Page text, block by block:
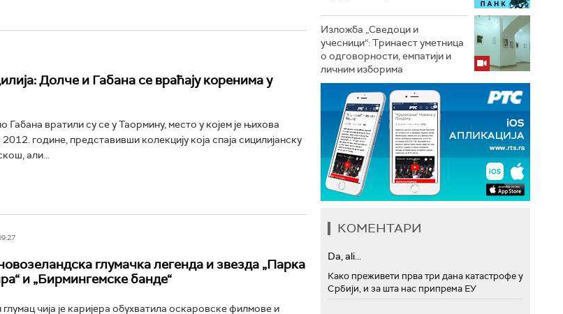
Долче и Габана се враћају коренима у
вратили су се у Таормину, место у којем је њихова
године, представивши колекцију која спаја сицилијанску
али...
глумачка легенда и звезда „Парка
и „Бирмингемске банде“
чија је каријера обухватила оскаровске филмове и
Изложба „Сведоци и
учесници“: Тринаест уметница
о одговорности, емпатији и
личним изборима
КОМЕНТАРИ
Da, ali...
Како преживети прва три дана катастрофе у
Србији, и за шта нас припрема ЕУ